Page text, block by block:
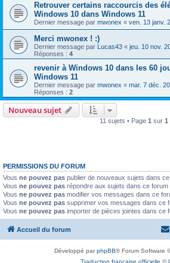
Retrouver certains raccourcis des
Windows 10 dans Windows 11
Dernier message par mwonex « ven. 13 janv.
Merci mwonex ! :)
Dernier message par Lucas43 « jeu. 10 nov.
Réponses : 4
revenir à Windows 10 dans les 60
Windows 11
Dernier message par mwonex « mar. 7 déc.
Réponses : 2
Nouveau sujet
11 sujets • Page 1 sur 1
PERMISSIONS DU FORUM
Vous ne pouvez pas publier de nouveaux sujets dans
Vous ne pouvez pas répondre aux sujets dans ce forum
Vous ne pouvez pas modifier vos messages dans ce
Vous ne pouvez pas supprimer vos messages dans ce
Vous ne pouvez pas importer de pièces jointes dans ce
Accueil du forum
Développé parphpBB® Forum Software
Traduction française officielle ©